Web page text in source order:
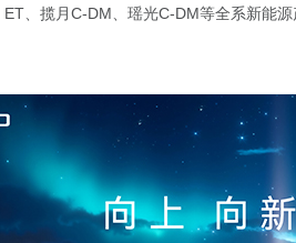
、揽月C-DM、瑶光C-DM等全系新能